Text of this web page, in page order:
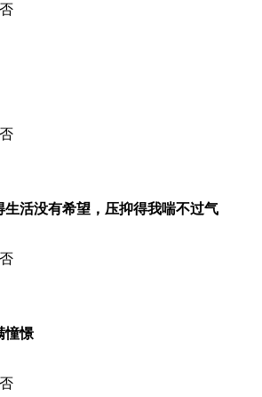
生活没有希望，压抑得我喘不过气
憧憬